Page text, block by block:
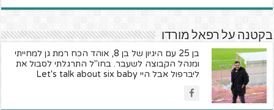
בקטנה על רפאל מורדו
בן 25 עם היגיון של בן 8, אוהד הכח רמת גן למחייתי
ומנהל הקבוצה לשעבר. בחו"ל התרגלתי לסבול את
ליברפול אבל היי Let's talk about six baby